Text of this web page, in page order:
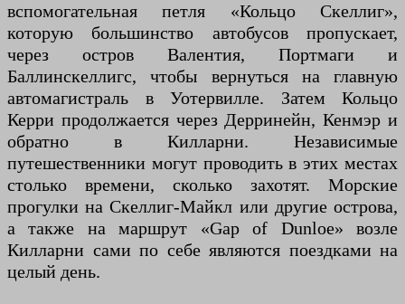
вспомогательная петля «Кольцо Скеллиг»,
которую большинство автобусов пропускает,
через остров Валентия, Портмаги и
Баллинскеллигс, чтобы вернуться на главную
автомагистраль в Уотервилле. Затем Кольцо
Керри продолжается через Дерринейн, Кенмэр и
обратно в Килларни. Независимые
путешественники могут проводить в этих местах
столько времени, сколько захотят. Морские
прогулки на Скеллиг-Майкл или другие острова,
а также на маршрут «Gap of Dunloe» возле
Килларни сами по себе являются поездками на
целый день.